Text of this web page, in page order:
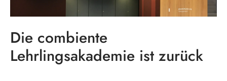
Die combiente
Lehrlingsakademie ist zurück